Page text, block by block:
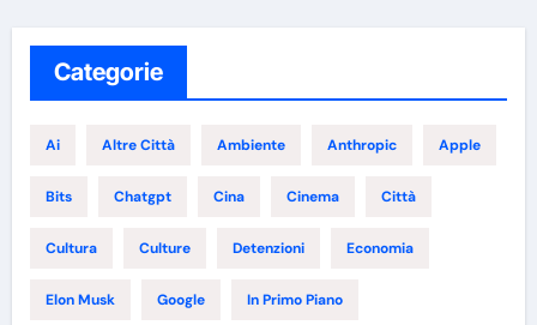
Categorie
Ai Altre Città Ambiente Anthropic Apple
Bits Chatgpt Cina Cinema Città
Cultura Culture Detenzioni Economia
Elon Musk Google In Primo Piano